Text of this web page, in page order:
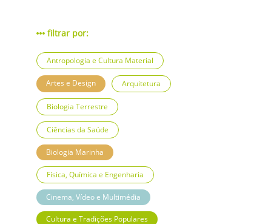
filtrar por:
Antropologia e Cultura Material
Artes e Design Arquitetura
Biologia Terrestre
Ciências da Saúde
Biologia Marinha
Física, Química e Engenharia
Cinema, Vídeo e Multimédia
Cultura e Tradições Populares